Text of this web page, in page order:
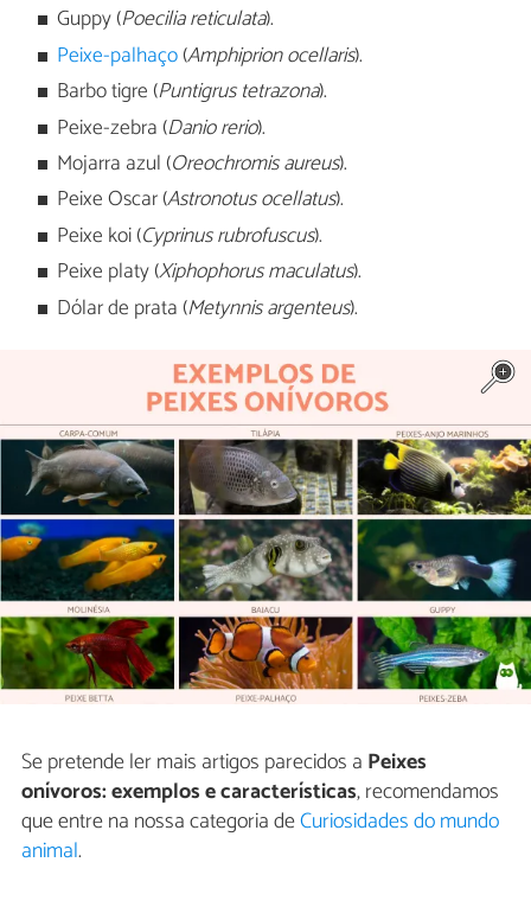
Guppy (Poecilia reticulata).
Peixe-palhaço(Amphiprion ocellaris).
Barbo tigre (Puntigrus tetrazona).
Peixe-zebra (Danio rerio).
Mojarra azul (Oreochromis aureus).
Peixe Oscar (Astronotus ocellatus).
Peixe koi (Cyprinus rubrofuscus).
Peixe platy (Xiphophorus maculatus).
Dólar de prata (Metynnis argenteus).
Se pretende ler mais artigos parecidos a Peixes
onívoros: exemplos e características, recomendamos
que entre na nossa categoria deCuriosidades do mundo
animal.